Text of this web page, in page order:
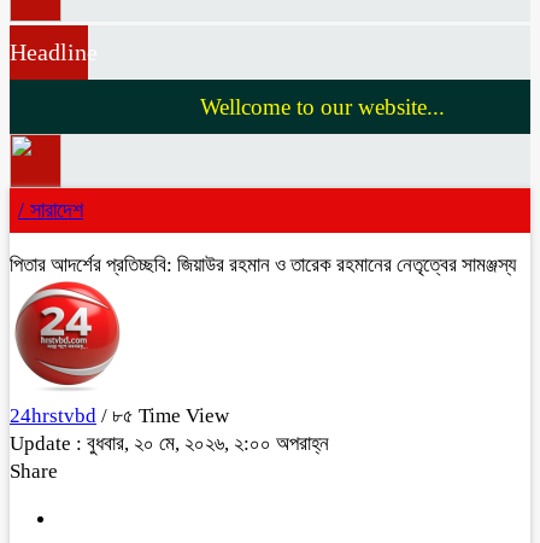
Headline
Wellcome to our website...
/ সারাদেশ
পিতার আদর্শের প্রতিচ্ছবি: জিয়াউর রহমান ও তারেক রহমানের নেতৃত্বের সামঞ্জস্য
24hrstvbd / ৮৫ Time View
Update : বুধবার, ২০ মে, ২০২৬, ২:০০ অপরাহ্ন
Share